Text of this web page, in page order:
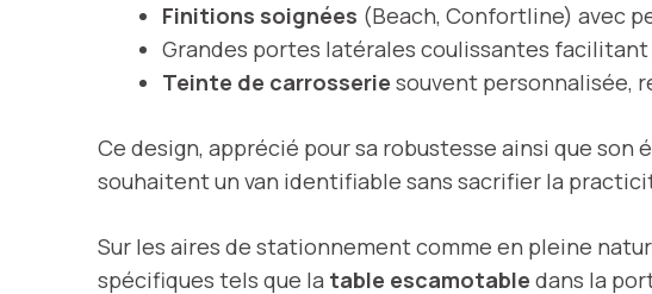
Finitions soignées (Beach, Confortline) avec
Grandes portes latérales coulissantes
Teinte de carrosserie souvent personnalisée,
Ce design, apprécié pour sa robustesse ainsi que
souhaitent un van identifiable sans sacrifier la
Sur les aires de stationnement comme en pleine
spécifiques tels que la table escamotable dans la